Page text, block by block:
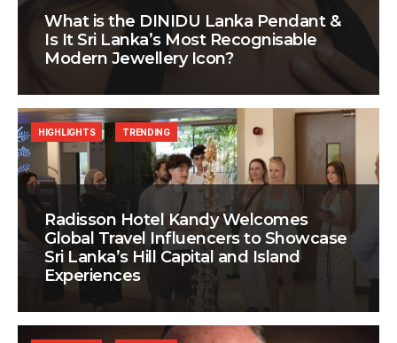
What is the DINIDU Lanka Pendant &
Is It Sri Lanka’s Most Recognisable
Modern Jewellery Icon?
Radisson Hotel Kandy Welcomes
Global Travel Influencers to Showcase
Sri Lanka’s Hill Capital and Island
Experiences
HIGHLIGHTS TRENDING